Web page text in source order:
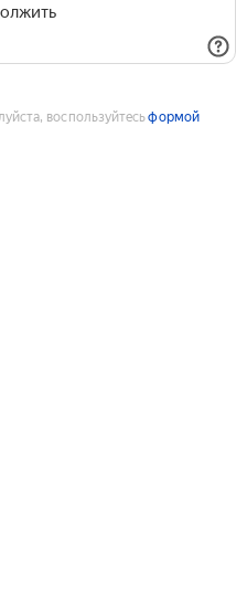
воспользуйтесьформой